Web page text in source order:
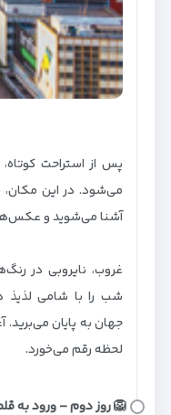
پس از استراحت کوتاه،
می‌شود. در این مکان،
آشنا می‌شوید و
غروب، نایروبی در
شب را با شامی لذیذ
جهان به پایان می‌برید.
لحظه رقم می‌خورد.
🦁 روز دوم – ورود به